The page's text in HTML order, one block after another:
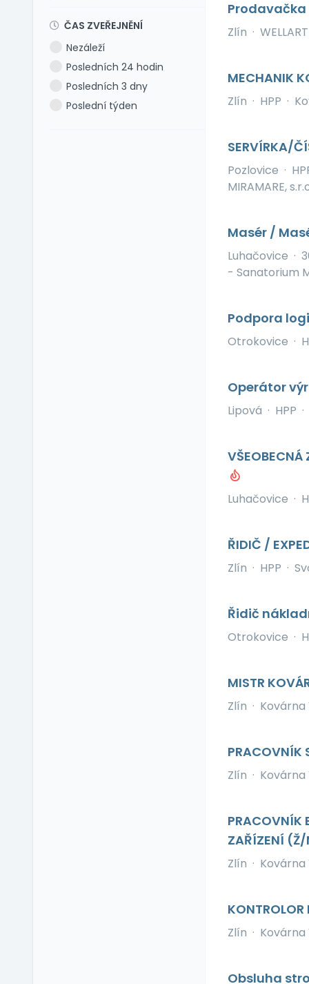
Makedonština
Polština
Portugalština
Rumunština
Ruština
Dovolená 6 týdnů
Dovolená navíc
Firemní akce
Firemní fitness
ČAS ZVEŘEJNĚNÍ
Nezáleží
Posledních 24 hodin
Posledních 3 dny
Poslední týden
Zlín ·
MECHANIK
Zlín · HPP ·
SERVÍRKA/
Pozlovice ·
MIRAMARE,
Masér /
Luhačovice ·
- Sanatorium
Podpora
Otrokovice ·
Operátor
Lipová · HPP ·
VŠEOBECNÁ
Luhačovice ·
ŘIDIČ /
Zlín · HPP ·
Řidič
Otrokovice ·
MISTR
Zlín · Kovárna
PRACOVNÍK
Zlín · Kovárna
PRACOVNÍK
ZAŘÍZENÍ
Zlín · Kovárna
Zlín · Kovárna
Obsluha